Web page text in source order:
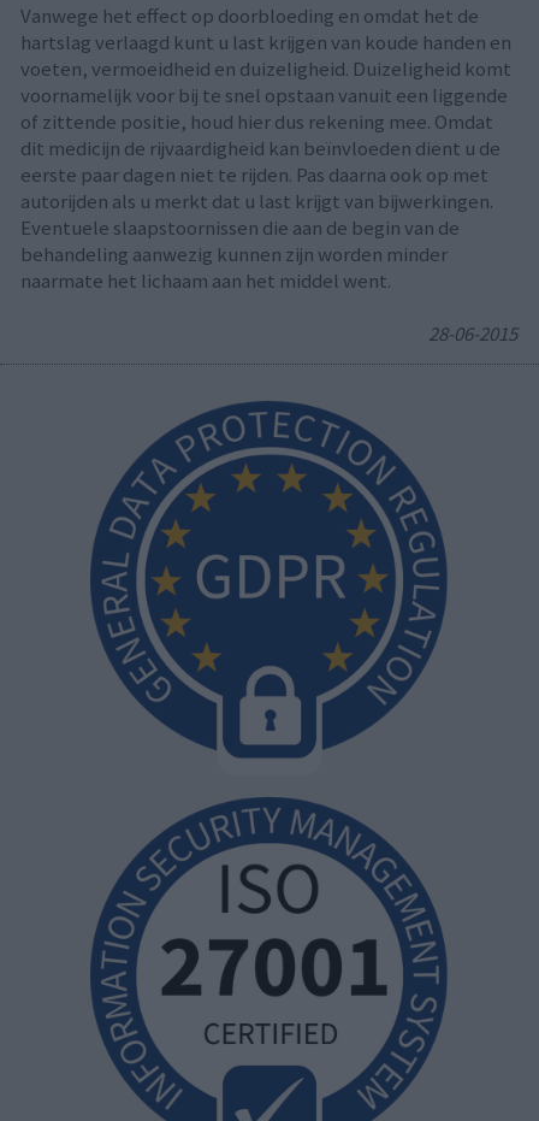
Vanwege het effect op doorbloeding en omdat het de
hartslag verlaagd kunt u last krijgen van koude handen en
voeten, vermoeidheid en duizeligheid. Duizeligheid komt
voornamelijk voor bij te snel opstaan vanuit een liggende
of zittende positie, houd hier dus rekening mee. Omdat
dit medicijn de rijvaardigheid kan beïnvloeden dient u de
eerste paar dagen niet te rijden. Pas daarna ook op met
autorijden als u merkt dat u last krijgt van bijwerkingen.
Eventuele slaapstoornissen die aan de begin van de
behandeling aanwezig kunnen zijn worden minder
naarmate het lichaam aan het middel went.
28-06-2015